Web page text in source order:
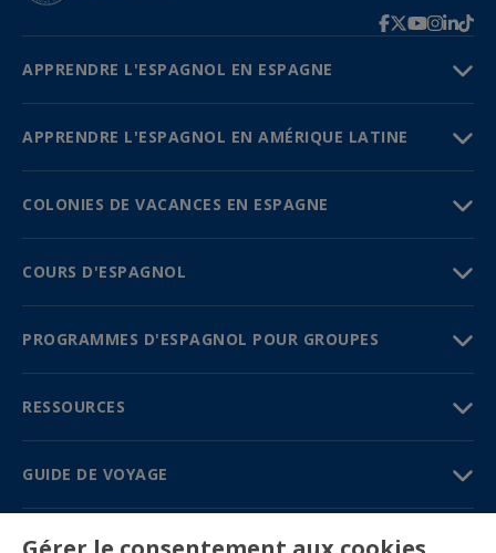
APPRENDRE L'ESPAGNOL EN ESPAGNE
APPRENDRE L'ESPAGNOL EN AMÉRIQUE LATINE
COLONIES DE VACANCES EN ESPAGNE
COURS D'ESPAGNOL
PROGRAMMES D'ESPAGNOL POUR GROUPES
RESSOURCES
GUIDE DE VOYAGE
PARTENAIRES